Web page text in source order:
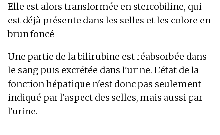
Elle est alors transformée en stercobiline, qui
est déjà présente dans les selles et les colore en
brun foncé.
Une partie de la bilirubine est réabsorbée dans
le sang puis excrétée dans l'urine. L'état de la
fonction hépatique n'est donc pas seulement
indiqué par l'aspect des selles, mais aussi par
l'urine.